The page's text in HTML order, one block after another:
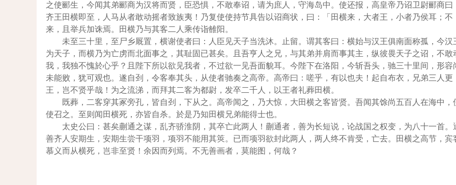
之使郦生，今闻其弟郦商为汉将而贤，臣恐惧，不敢奉诏，请为庶人，守海岛中。使还报，高皇帝乃诏卫尉郦商曰
齐王田横即至，人马从者敢动摇者致族夷！乃复使使持节具告以诏商状，曰：「田横来，大者王，小者乃侯耳；不
来，且举兵加诛焉。田横乃与其客二人乘传诣雒阳。
未至三十里，至尸乡厩置，横谢使者曰：人臣见天子当洗沐。止留。谓其客曰：横始与汉王俱南面称孤，今汉
为天子，而横乃为亡虏而北面事之，其耻固已甚矣。且吾亨人之兄，与其弟并肩而事其主，纵彼畏天子之诏，不敢
我，我独不愧於心乎？且陛下所以欲见我者，不过欲一见吾面貌耳。今陛下在洛阳，今斩吾头，驰三十里间，形容
未能败，犹可观也。遂自刭，令客奉其头，从使者驰奏之高帝。高帝曰：嗟乎，有以也夫！起自布衣，兄弟三人更
王，岂不贤乎哉！为之流涕，而拜其二客为都尉，发卒二千人，以王者礼葬田横。
既葬，二客穿其冢旁孔，皆自刭，下从之。高帝闻之，乃大惊，大田横之客皆贤。吾闻其馀尚五百人在海中，
使召之。至则闻田横死，亦皆自杀。於是乃知田横兄弟能得士也。
太史公曰：甚矣蒯通之谋，乱齐骄淮阴，其卒亡此两人！蒯通者，善为长短说，论战国之权变，为八十一首。
善齐人安期生，安期生尝干项羽，项羽不能用其筴。已而项羽欲封此两人，两人终不肯受，亡去。田横之高节，宾
慕义而从横死，岂非至贤！余因而列焉。不无善画者，莫能图，何哉？